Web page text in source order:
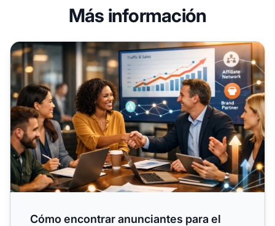
Más información
Cómo encontrar anunciantes para el marketing de
Cómo encontrar anunciantes para el